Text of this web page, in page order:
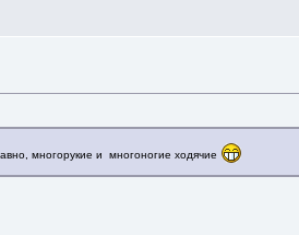
многорукие и многоногие ходячие